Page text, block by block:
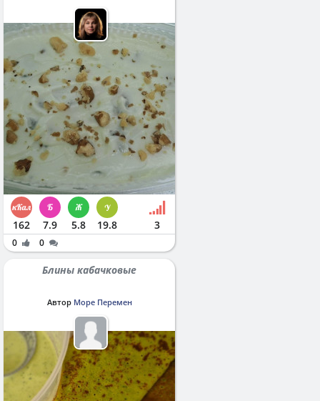
162 7.9 5.8 19.8 3
0 0
Блины кабачковые
Автор Море Перемен